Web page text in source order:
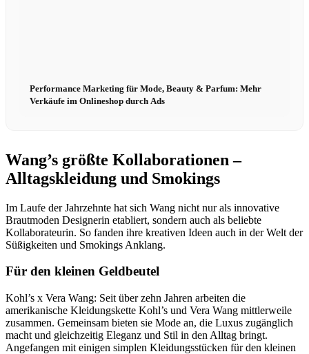
Performance Marketing für Mode, Beauty & Parfum: Mehr
Verkäufe im Onlineshop durch Ads
Wang’s größte Kollaborationen –
Alltagskleidung und Smokings
Im Laufe der Jahrzehnte hat sich Wang nicht nur als innovative
Brautmoden Designerin etabliert, sondern auch als beliebte
Kollaborateurin. So fanden ihre kreativen Ideen auch in der Welt der
Süßigkeiten und Smokings Anklang.
Für den kleinen Geldbeutel
Kohl’s x Vera Wang: Seit über zehn Jahren arbeiten die
amerikanische Kleidungskette Kohl’s und Vera Wang mittlerweile
zusammen. Gemeinsam bieten sie Mode an, die Luxus zugänglich
macht und gleichzeitig Eleganz und Stil in den Alltag bringt.
Angefangen mit einigen simplen Kleidungsstücken für den kleinen